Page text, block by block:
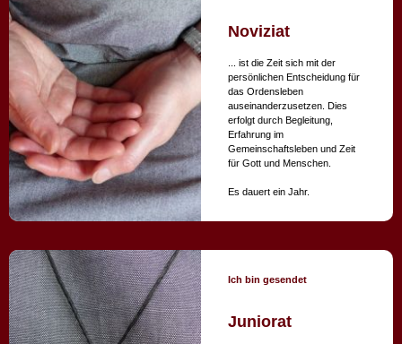
Noviziat
... ist die Zeit sich mit der
persönlichen Entscheidung für
das Ordensleben
auseinanderzusetzen. Dies
erfolgt durch Begleitung,
Erfahrung im
Gemeinschaftsleben und Zeit
für Gott und Menschen.
Es dauert ein Jahr.
Ich bin gesendet
Juniorat